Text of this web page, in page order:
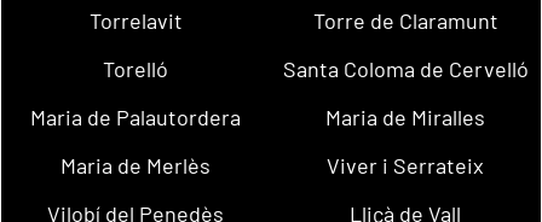
Torrelavit
Torre de Claramunt
Torelló
Santa Coloma de Cervelló
Maria de Palautordera
Maria de Miralles
Maria de Merlès
Viver i Serrateix
Vilobí del Penedès
Lliçà de Vall